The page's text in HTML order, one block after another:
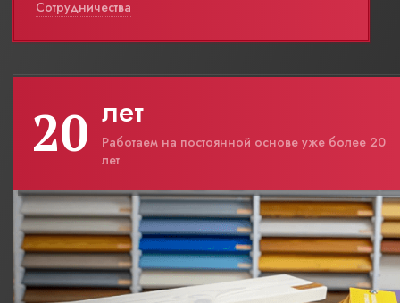
Сотрудничества
20 лет
Работаем на постоянной основе уже более 20
лет